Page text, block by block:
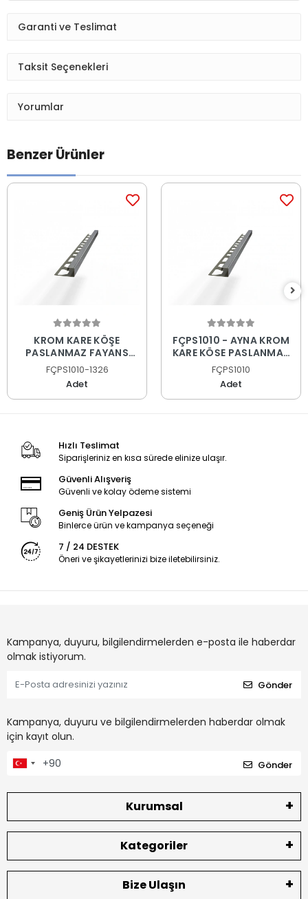
Garanti ve Teslimat
Taksit Seçenekleri
Yorumlar
Benzer Ürünler
KROM KARE KÖŞE
PASLANMAZ FAYANS
PROFİLİ
FÇPS1010-1326
Adet
FÇPS1010 - AYNA KROM
KARE KÖŞE PASLANMAZ
FAYANS PROFİLİ
FÇPS1010
Adet
Hızlı Teslimat
Siparişleriniz en kısa sürede elinize ulaşır.
Güvenli Alışveriş
Güvenli ve kolay ödeme sistemi
Geniş Ürün Yelpazesi
Binlerce ürün ve kampanya seçeneği
7 / 24 DESTEK
Öneri ve şikayetlerinizi bize iletebilirsiniz.
Kampanya, duyuru, bilgilendirmelerden e-posta ile haberdar
olmak istiyorum.
Gönder
Kampanya, duyuru ve bilgilendirmelerden haberdar olmak
için kayıt olun.
Gönder
Kurumsal
Kategoriler
Bize Ulaşın